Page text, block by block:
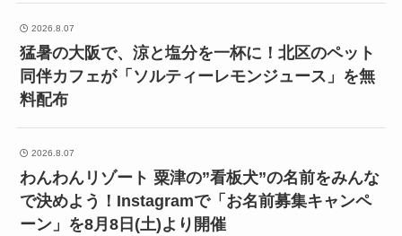
2026.8.07
猛暑の大阪で、涼と塩分を一杯に！北区のペット
同伴カフェが「ソルティーレモンジュース」を無
料配布
2026.8.07
わんわんリゾート 粟津の”看板犬”の名前をみんな
で決めよう！Instagramで「お名前募集キャンペ
ーン」を8月8日(土)より開催